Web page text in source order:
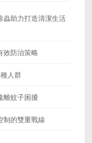
蟲助力打造清潔生活
效防治策略
人群
離蚊子困擾
制的雙重戰線